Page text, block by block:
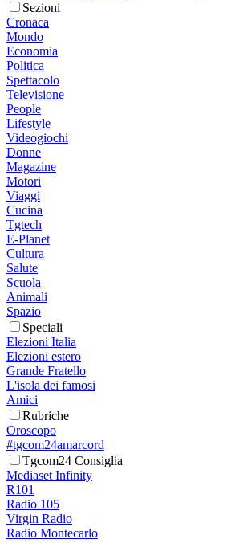
Sezioni
Cronaca
Mondo
Economia
Politica
Spettacolo
Televisione
People
Lifestyle
Videogiochi
Donne
Magazine
Motori
Viaggi
Cucina
Tgtech
E-Planet
Cultura
Salute
Scuola
Animali
Spazio
Speciali
Elezioni Italia
Elezioni estero
Grande Fratello
L'isola dei famosi
Amici
Rubriche
Oroscopo
#tgcom24amarcord
Tgcom24 Consiglia
Mediaset Infinity
R101
Radio 105
Virgin Radio
Radio Montecarlo